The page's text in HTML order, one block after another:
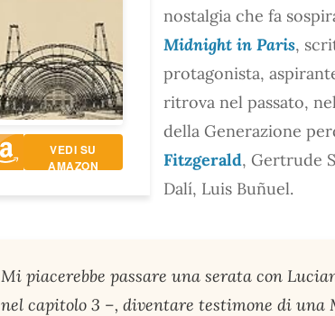
VEDI SU
AMAZON
nostalgia che fa
Midnight in Paris,
protagonista,
ritrova nel passato,
della Generazione
Fitzgerald, Gertrude
Dalí, Luis Buñuel.
Mi piacerebbe passare una serata con
nel capitolo 3 –, diventare testimone di una